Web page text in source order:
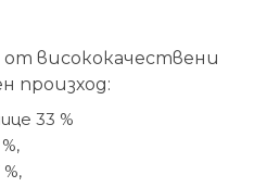
висококачествени
произход:
33 %